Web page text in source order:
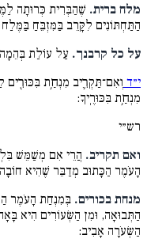
מלח ברית. שֶׁהַבְּרִית כְּרוּתָה
הַתַּחְתּוֹנִים לִקָּרֵב בַּמִּזְבֵּחַ בַּמֶּלַח
על כל קרבנך. עַל עוֹלַת
י״ד וְאִם־תַּקְרִ֛יב מִנְחַ֥ת
מִנְחַ֥ת בִּכּוּרֶֽיךָ:
רש״י
ואם תקריב. הֲרֵי אִם מְשַׁמֵּשׁ
הָעֹמֶר הַכָּתוּב מְדַבֵּר שֶׁהִיא
מנחת בכורים. בְּמִנְחַת הָעֹמֶר
הַתְּבוּאָה, וּמִן הַשְּׂעוֹרִים הִיא
הַשְּׂעֹרָה אָבִיב: